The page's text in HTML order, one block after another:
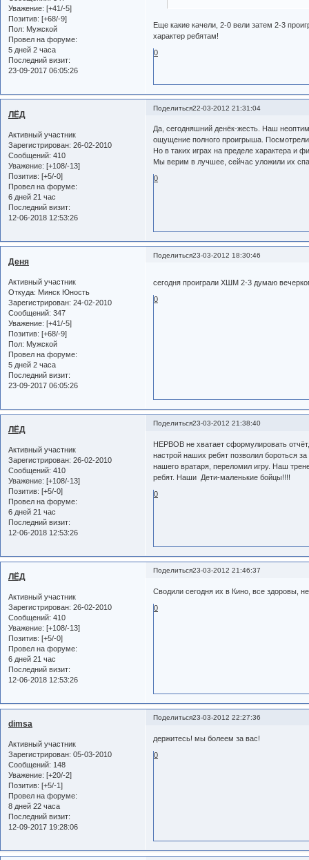
Уважение: [+41/-5]
Позитив: [+68/-9]
Пол: Мужской
Провел на форуме:
5 дней 2 часа
Последний визит:
23-09-2017 06:05:26
Еще какие качели, 2-0 вели затем 2-3
характер ребятам!
0
Поделиться22-03-2012 21:31:04
ЛЁД
Активный участник
Зарегистрирован: 26-02-2010
Сообщений: 410
Уважение: [+108/-13]
Позитив: [+5/-0]
Провел на форуме:
6 дней 21 час
Последний визит:
12-06-2018 12:53:26
Да, сегодняшний денёк-жесть. Наш
ощущение полного проигрыша.
Но в таких играх на пределе характера и
Мы верим в лучшее, сейчас уложили их
0
Поделиться23-03-2012 18:30:46
Деня
Активный участник
Откуда: Минск Юность
Зарегистрирован: 24-02-2010
Сообщений: 347
Уважение: [+41/-5]
Позитив: [+68/-9]
Пол: Мужской
Провел на форуме:
5 дней 2 часа
Последний визит:
23-09-2017 06:05:26
сегодня проиграли ХШМ 2-3 думаю
0
Поделиться23-03-2012 21:38:40
ЛЁД
Активный участник
Зарегистрирован: 26-02-2010
Сообщений: 410
Уважение: [+108/-13]
Позитив: [+5/-0]
Провел на форуме:
6 дней 21 час
Последний визит:
12-06-2018 12:53:26
НЕРВОВ не хватает сформулировать
настрой наших ребят позволил бороться
нашего вратаря, переломил игру. Наш
ребят. Наши Дети-маленькие бойцы!!!!
0
Поделиться23-03-2012 21:46:37
ЛЁД
Активный участник
Зарегистрирован: 26-02-2010
Сообщений: 410
Уважение: [+108/-13]
Позитив: [+5/-0]
Провел на форуме:
6 дней 21 час
Последний визит:
12-06-2018 12:53:26
Сводили сегодня их в Кино, все здоровы,
0
Поделиться23-03-2012 22:27:36
dimsa
Активный участник
Зарегистрирован: 05-03-2010
Сообщений: 148
Уважение: [+20/-2]
Позитив: [+5/-1]
Провел на форуме:
8 дней 22 часа
Последний визит:
12-09-2017 19:28:06
держитесь! мы болеем за вас!
0